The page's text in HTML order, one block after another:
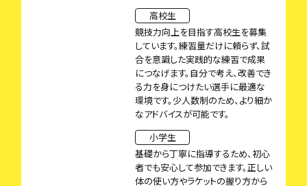
高校生
競技力向上を目指す高校生を募集
しています。練習量だけに頼らず、試
合を意識した実践的な練習で成果
につなげます。自分で考え、改善でき
る力を身につけたい選手に最適な
環境です。少人数制のため、より細か
なアドバイスが可能です。
小学生
基礎から丁寧に指導するため、初心
者でも安心して参加できます。正しい
体の使い方やラケットの握り方から